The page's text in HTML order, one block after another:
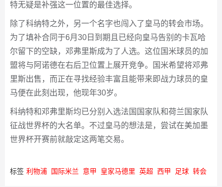
特无疑是补强这一位置的最佳选择。
除了科纳特之外，另一个名字也闯入了皇马的转会市场。
为了填补合同于6月30日到期且已经向皇马告别的卡瓦哈
尔留下的空缺，邓弗里斯成为了人选。这位国米球员的加
盟将与阿诺德在右后卫位置上展开竞争。国米希望将邓弗
里斯出售，而正在寻找经验丰富且能带来即战力球员的皇
马便在此刻出现，他现年30岁。
科纳特和邓弗里斯均已分别入选法国国家队和荷兰国家队
征战世界杯的大名单。不过皇马的想法是，尝试在美加墨
世界杯开赛前就敲定这两笔交易。
标签 利物浦 国际米兰 意甲 皇家马德里 英超 西甲 足球 转会